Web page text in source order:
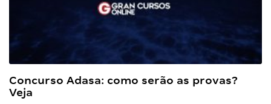
Concurso Adasa: como serão as provas?
Veja